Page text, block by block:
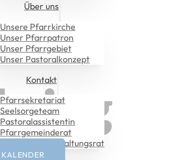
Über uns
Unsere Pfarrkirche
Unser Pfarrpatron
Unser Pfarrgebiet
Unser Pastoralkonzept
Kontakt
Pfarrsekretariat
Seelsorgeteam
Pastoral­assistentin
Pfarrgemeinderat
Vermögensverwaltungsrat
KALENDER